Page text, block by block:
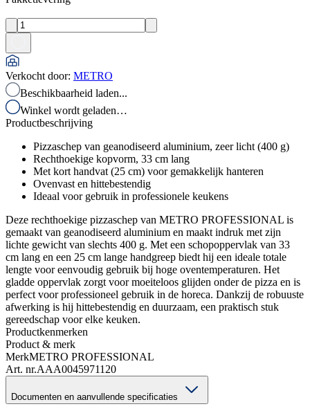
Verkocht door: METRO
Beschikbaarheid laden...
Winkel wordt geladen…
Productbeschrijving
Pizzaschep van geanodiseerd aluminium, zeer licht (400 g)
Rechthoekige kopvorm, 33 cm lang
Met kort handvat (25 cm) voor gemakkelijk hanteren
Ovenvast en hittebestendig
Ideaal voor gebruik in professionele keukens
Deze rechthoekige pizzaschep van METRO PROFESSIONAL is
gemaakt van geanodiseerd aluminium en maakt indruk met zijn
lichte gewicht van slechts 400 g. Met een schopoppervlak van 33
cm lang en een 25 cm lange handgreep biedt hij een ideale totale
lengte voor eenvoudig gebruik bij hoge oventemperaturen. Het
gladde oppervlak zorgt voor moeiteloos glijden onder de pizza en is
perfect voor professioneel gebruik in de horeca. Dankzij de robuuste
afwerking is hij hittebestendig en duurzaam, een praktisch stuk
gereedschap voor elke keuken.
Productkenmerken
Product & merk
MerkMETRO PROFESSIONAL
Art. nr.AAA0045971120
Documenten en aanvullende specificaties